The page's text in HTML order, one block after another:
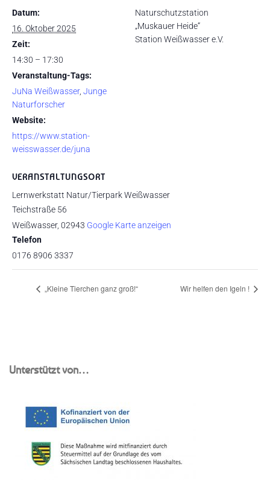
Datum:
16. Oktober 2025
Zeit:
14:30 – 17:30
Veranstaltung-Tags:
JuNa Weißwasser, Junge
Naturforscher
Website:
https://www.station-
weisswasser.de/juna
VERANSTALTUNGSORT
Lernwerkstatt Natur/Tierpark Weißwasser
Teichstraße 56
Weißwasser, 02943 Google Karte anzeigen
Telefon
0176 8906 3337
Naturschutzstation
„Muskauer Heide“
Station Weißwasser e.V.
„Kleine Tierchen ganz groß!“ Wir helfen den Igeln !
Unterstützt von…